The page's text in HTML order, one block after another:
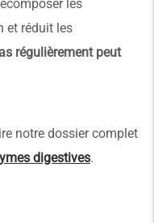
les
et réduit les
régulièrement peut
notre dossier complet
digestives.